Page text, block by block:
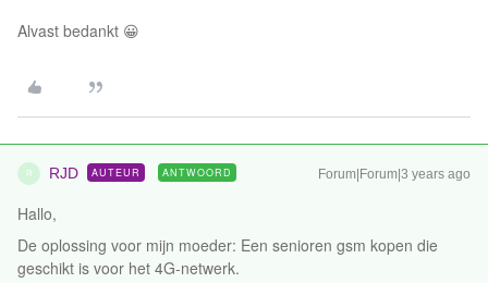
Alvast bedankt 😀
R RJD AUTEUR ANTWOORD Forum|Forum|3 years ago
Hallo,
De oplossing voor mijn moeder: Een senioren gsm kopen die
geschikt is voor het 4G-netwerk.